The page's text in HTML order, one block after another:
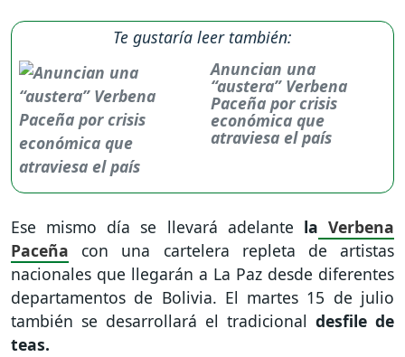
Te gustaría leer también:
Anuncian una
“austera” Verbena
Paceña por crisis
económica que
atraviesa el país
Ese mismo día se llevará adelante la Verbena
Paceña con una cartelera repleta de artistas
nacionales que llegarán a La Paz desde diferentes
departamentos de Bolivia. El martes 15 de julio
también se desarrollará el tradicional desfile de
teas.